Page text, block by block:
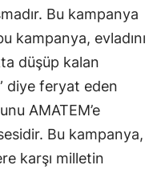
Bu kampanya
kampanya, evladını
düşüp kalan
diye feryat eden
AMATEM’e
Bu kampanya,
karşı milletin